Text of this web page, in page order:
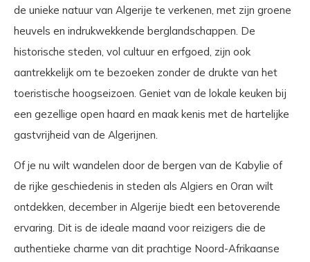
de unieke natuur van Algerije te verkenen, met zijn groene
heuvels en indrukwekkende berglandschappen. De
historische steden, vol cultuur en erfgoed, zijn ook
aantrekkelijk om te bezoeken zonder de drukte van het
toeristische hoogseizoen. Geniet van de lokale keuken bij
een gezellige open haard en maak kenis met de hartelijke
gastvrijheid van de Algerijnen.
Of je nu wilt wandelen door de bergen van de Kabylie of
de rijke geschiedenis in steden als Algiers en Oran wilt
ontdekken, december in Algerije biedt een betoverende
ervaring. Dit is de ideale maand voor reizigers die de
authentieke charme van dit prachtige Noord-Afrikaanse